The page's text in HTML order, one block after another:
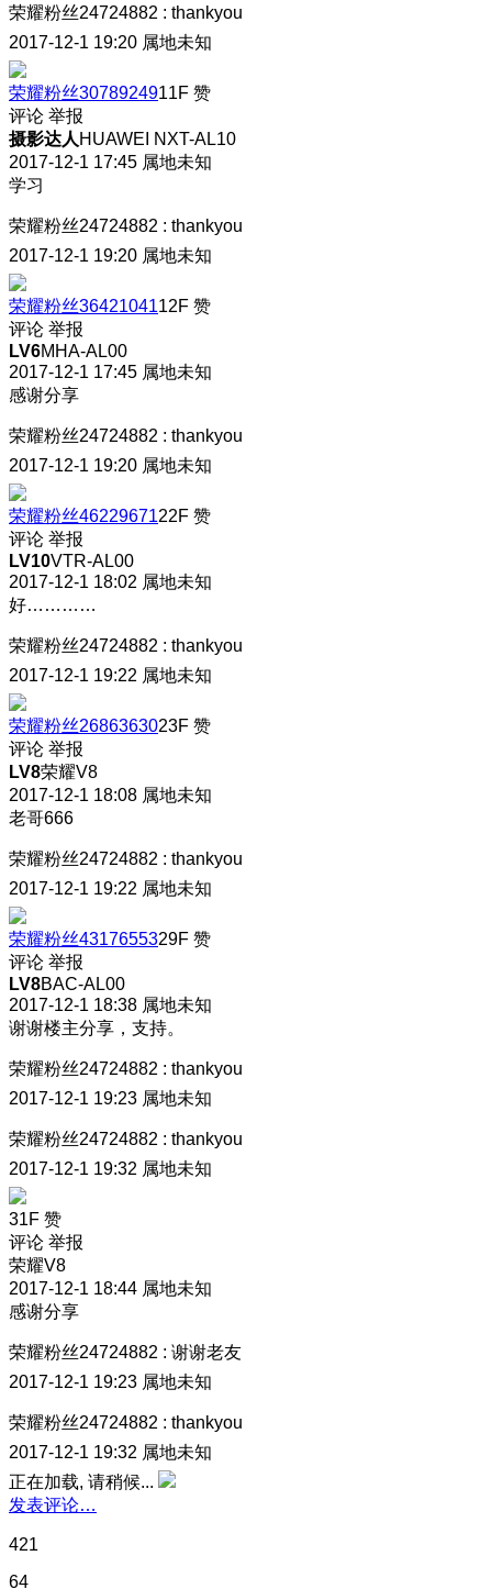
荣耀粉丝24724882 : thankyou
2017-12-1 19:20 属地未知
荣耀粉丝3078924911F 赞
评论 举报
摄影达人 HUAWEI NXT-AL10
2017-12-1 17:45 属地未知
学习
荣耀粉丝24724882 : thankyou
2017-12-1 19:20 属地未知
荣耀粉丝3642104112F 赞
评论 举报
LV6MHA-AL00
2017-12-1 17:45 属地未知
感谢分享
荣耀粉丝24724882 : thankyou
2017-12-1 19:20 属地未知
荣耀粉丝4622967122F 赞
评论 举报
LV10VTR-AL00
2017-12-1 18:02 属地未知
好…………
荣耀粉丝24724882 : thankyou
2017-12-1 19:22 属地未知
荣耀粉丝2686363023F 赞
评论 举报
LV8荣耀V8
2017-12-1 18:08 属地未知
老哥666
荣耀粉丝24724882 : thankyou
2017-12-1 19:22 属地未知
荣耀粉丝4317655329F 赞
评论 举报
LV8BAC-AL00
2017-12-1 18:38 属地未知
谢谢楼主分享，支持。
荣耀粉丝24724882 : thankyou
2017-12-1 19:23 属地未知
荣耀粉丝24724882 : thankyou
2017-12-1 19:32 属地未知
31F 赞
评论 举报
荣耀V8
2017-12-1 18:44 属地未知
感谢分享
荣耀粉丝24724882 : 谢谢老友
2017-12-1 19:23 属地未知
荣耀粉丝24724882 : thankyou
2017-12-1 19:32 属地未知
正在加载, 请稍候...
发表评论…
421
64